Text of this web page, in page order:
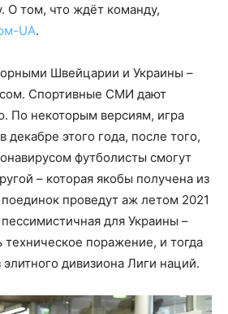
О том, что ждёт команду,
UA.
Швейцарии и Украины –
Спортивные СМИ дают
По некоторым версиям, игра
декабре этого года, после того,
футболисты смогут
– которая якобы получена из
проведут аж летом 2021
для Украины –
техническое поражение, и тогда
дивизиона Лиги наций.